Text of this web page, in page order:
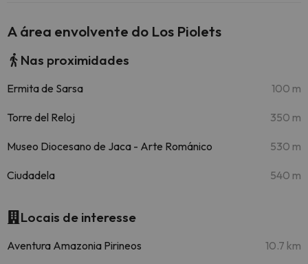
A área envolvente do Los Piolets
Nas proximidades
Ermita de Sarsa 100 m
Torre del Reloj 350 m
Museo Diocesano de Jaca - Arte Románico 530 m
Ciudadela 540 m
Locais de interesse
Aventura Amazonia Pirineos 10.7 km